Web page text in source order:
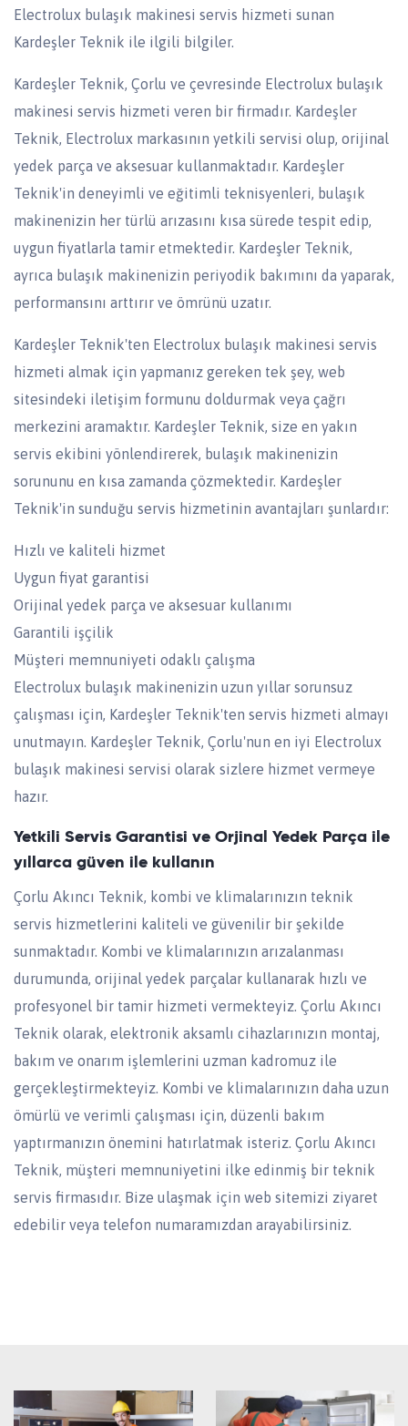
Electrolux bulaşık makinesi servis hizmeti sunan
Kardeşler Teknik ile ilgili bilgiler.
Kardeşler Teknik, Çorlu ve çevresinde Electrolux bulaşık
makinesi servis hizmeti veren bir firmadır. Kardeşler
Teknik, Electrolux markasının yetkili servisi olup, orijinal
yedek parça ve aksesuar kullanmaktadır. Kardeşler
Teknik'in deneyimli ve eğitimli teknisyenleri, bulaşık
makinenizin her türlü arızasını kısa sürede tespit edip,
uygun fiyatlarla tamir etmektedir. Kardeşler Teknik,
ayrıca bulaşık makinenizin periyodik bakımını da yaparak,
performansını arttırır ve ömrünü uzatır.
Kardeşler Teknik'ten Electrolux bulaşık makinesi servis
hizmeti almak için yapmanız gereken tek şey, web
sitesindeki iletişim formunu doldurmak veya çağrı
merkezini aramaktır. Kardeşler Teknik, size en yakın
servis ekibini yönlendirerek, bulaşık makinenizin
sorununu en kısa zamanda çözmektedir. Kardeşler
Teknik'in sunduğu servis hizmetinin avantajları şunlardır:
Hızlı ve kaliteli hizmet
Uygun fiyat garantisi
Orijinal yedek parça ve aksesuar kullanımı
Garantili işçilik
Müşteri memnuniyeti odaklı çalışma
Electrolux bulaşık makinenizin uzun yıllar sorunsuz
çalışması için, Kardeşler Teknik'ten servis hizmeti almayı
unutmayın. Kardeşler Teknik, Çorlu'nun en iyi Electrolux
bulaşık makinesi servisi olarak sizlere hizmet vermeye
hazır.
Yetkili Servis Garantisi ve Orjinal Yedek Parça ile
yıllarca güven ile kullanın
Çorlu Akıncı Teknik, kombi ve klimalarınızın teknik
servis hizmetlerini kaliteli ve güvenilir bir şekilde
sunmaktadır. Kombi ve klimalarınızın arızalanması
durumunda, orijinal yedek parçalar kullanarak hızlı ve
profesyonel bir tamir hizmeti vermekteyiz. Çorlu Akıncı
Teknik olarak, elektronik aksamlı cihazlarınızın montaj,
bakım ve onarım işlemlerini uzman kadromuz ile
gerçekleştirmekteyiz. Kombi ve klimalarınızın daha uzun
ömürlü ve verimli çalışması için, düzenli bakım
yaptırmanızın önemini hatırlatmak isteriz. Çorlu Akıncı
Teknik, müşteri memnuniyetini ilke edinmiş bir teknik
servis firmasıdır. Bize ulaşmak için web sitemizi ziyaret
edebilir veya telefon numaramızdan arayabilirsiniz.